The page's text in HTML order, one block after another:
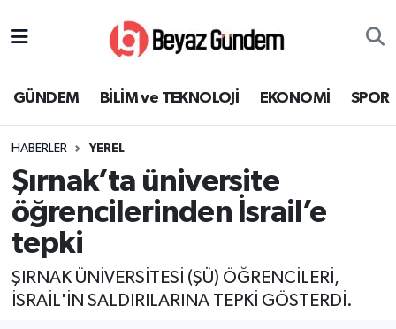
GÜNDEM BİLİM ve TEKNOLOJİ EKONOMİ SPOR
HABERLER YEREL
Şırnak’ta üniversite
öğrencilerinden İsrail’e
tepki
ŞIRNAK ÜNİVERSİTESİ (ŞÜ) ÖĞRENCİLERİ,
İSRAİL'İN SALDIRILARINA TEPKİ GÖSTERDİ.
EKONOMİ
SAĞLIK
EĞİTİM
Süper Lig Puan Durumu ve Fikstür
Tüm Manşetler
Son Dakika Haberleri
Haber Arşivi